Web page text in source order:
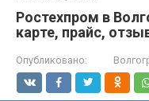
Ростехпром в
карте, прайс,
Опубликовано: